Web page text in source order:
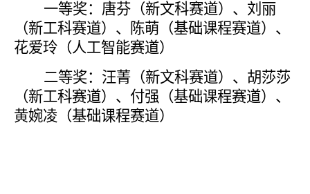
一等奖：唐芬（新文科赛道）、刘丽
（新工科赛道）、陈萌（基础课程赛道）、
花爱玲（人工智能赛道）
二等奖：汪菁（新文科赛道）、胡莎莎
（新工科赛道）、付强（基础课程赛道）、
黄婉凌（基础课程赛道）